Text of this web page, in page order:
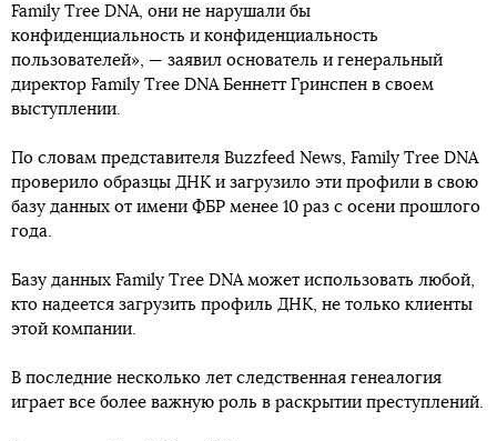
Family Tree DNA, они не нарушали бы
конфиденциальность и конфиденциальность
пользователей», — заявил основатель и генеральный
директор Family Tree DNA Беннетт Гринспен в своем
выступлении.
По словам представителя Buzzfeed News, Family Tree DNA
проверило образцы ДНК и загрузило эти профили в свою
базу данных от имени ФБР менее 10 раз с осени прошлого
года.
Базу данных Family Tree DNA может использовать любой,
кто надеется загрузить профиль ДНК, не только клиенты
этой компании.
В последние несколько лет следственная генеалогия
играет все более важную роль в раскрытии преступлений.